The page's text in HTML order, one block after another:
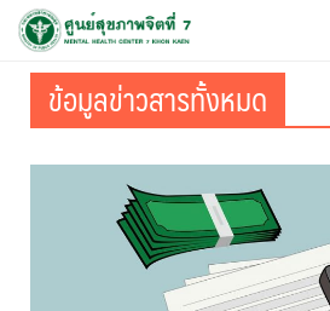
ข้อมูลข่าวสารทั้งหมด